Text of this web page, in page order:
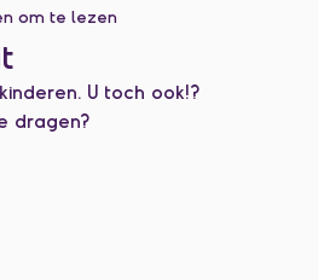
om te lezen
U toch ook!?
dragen?